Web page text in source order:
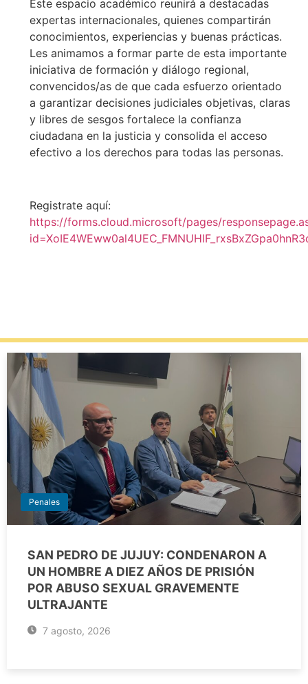
Este espacio académico reunirá a destacadas
expertas internacionales, quienes compartirán
conocimientos, experiencias y buenas prácticas.
Les animamos a formar parte de esta importante
iniciativa de formación y diálogo regional,
convencidos/as de que cada esfuerzo orientado
a garantizar decisiones judiciales objetivas, claras
y libres de sesgos fortalece la confianza
ciudadana en la justicia y consolida el acceso
efectivo a los derechos para todas las personas.
Registrate aquí:
https://forms.cloud.microsoft/pages/
Penales
SAN PEDRO DE JUJUY: CONDENARON A
UN HOMBRE A DIEZ AÑOS DE PRISIÓN
POR ABUSO SEXUAL GRAVEMENTE
ULTRAJANTE
7 agosto, 2026